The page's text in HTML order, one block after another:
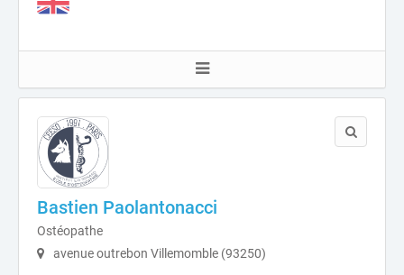
Bastien Paolantonacci
Ostéopathe
avenue outrebon Villemomble (93250)